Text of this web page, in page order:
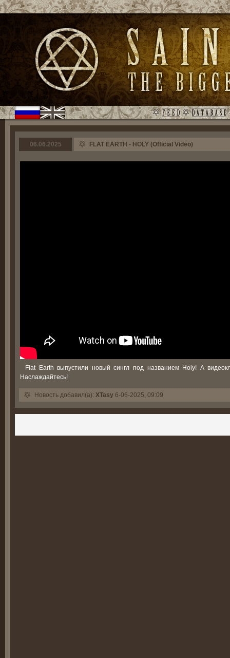
06.06.2025 FLAT EARTH - HOLY (Official Video)
Flat Earth выпустили новый сингл под названием Holy! А
Наслаждайтесь!
Новость добавил(а): XTasy 6-06-2025, 09:09